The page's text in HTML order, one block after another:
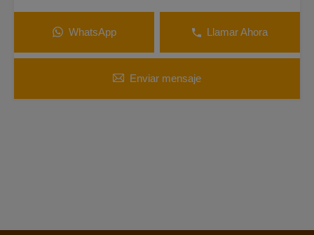
WhatsApp Llamar Ahora
Enviar mensaje